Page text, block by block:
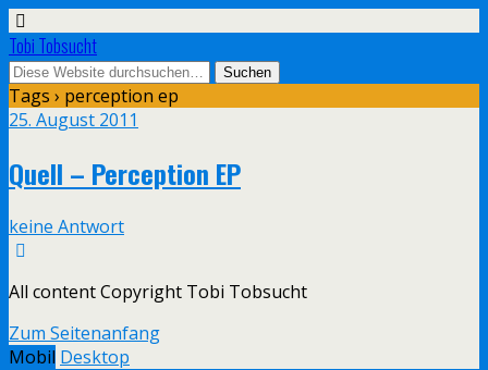
Tobi Tobsucht
Tags › perception ep
25. August 2011
Quell – Perception EP
keine Antwort
All content Copyright Tobi Tobsucht
Zum Seitenanfang
Mobil Desktop